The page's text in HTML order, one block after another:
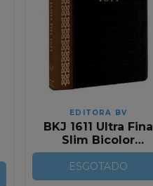
EDITORA BV
BKJ 1611 Ultra Fina
Slim Bicolor
Marrom e Preta
ESGOTADO